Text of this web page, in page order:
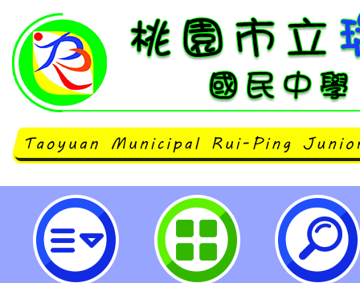
桃園市113學年度國際教育跨校社
色工作坊-桃園市立瑞坪國民中學